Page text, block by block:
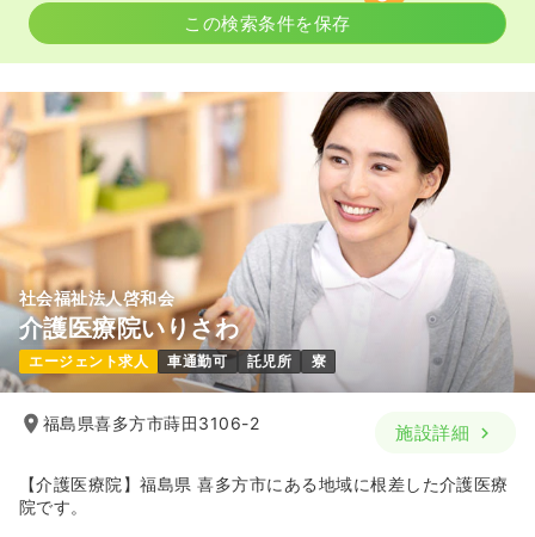
この検索条件を保存
社会福祉法人啓和会
介護医療院いりさわ
エージェント求人 車通勤可 託児所 寮
福島県喜多方市蒔田3106-2 施設詳細
【介護医療院】福島県 喜多方市にある地域に根差した介護医療
院です。